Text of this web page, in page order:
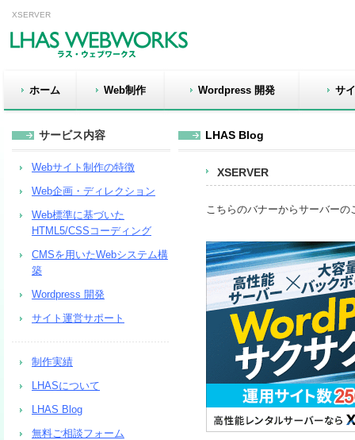
XSERVER
ホーム Web制作 Wordpress 開発 サ
LHAS Blog
XSERVER
こちらのバナーからサーバーの
サービス内容
Webサイト制作の特徴
Web企画・ディレクション
Web標準に基づいた
HTML5/CSSコーディング
CMSを用いたWebシステム構
築
Wordpress 開発
サイト運営サポート
制作実績
LHASについて
LHAS Blog
無料ご相談フォーム